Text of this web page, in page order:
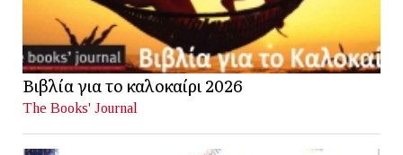
Βιβλία για το καλοκαίρι 2026
The Books' Journal